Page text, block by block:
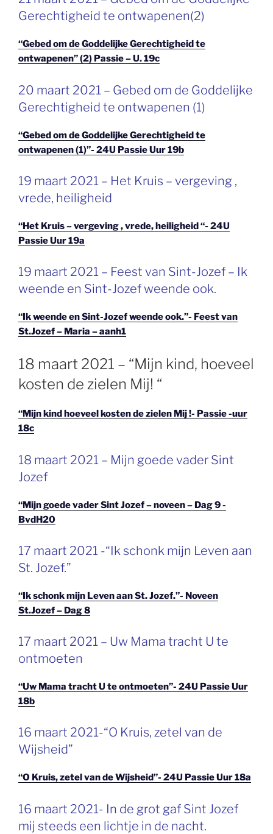
OP
Gerechtigheid te ontwapenen(2)
“Gebed om de Goddelijke Gerechtigheid te
ontwapenen” (2) Passie – U. 19c
GEPLAATST
OP
20 maart 2021 – Gebed om de Goddelijke
Gerechtigheid te ontwapenen (1)
“Gebed om de Goddelijke Gerechtigheid te
ontwapenen (1)”- 24U Passie Uur 19b
GEPLAATST
OP
19 maart 2021 – Het Kruis – vergeving ,
vrede, heiligheid
“Het Kruis – vergeving , vrede, heiligheid “- 24U
Passie Uur 19a
GEPLAATST
OP
19 maart 2021 – Feest van Sint-Jozef – Ik
weende en Sint-Jozef weende ook.
“Ik weende en Sint-Jozef weende ook.”- Feest van
St.Jozef – Maria – aanh1
GEPLAATST
OP
18 maart 2021 – “Mijn kind, hoeveel
kosten de zielen Mij! “
“Mijn kind hoeveel kosten de zielen Mij !- Passie -uur
18c
GEPLAATST
OP
18 maart 2021 – Mijn goede vader Sint
Jozef
“Mijn goede vader Sint Jozef – noveen – Dag 9 -
BvdH20
GEPLAATST
OP
17 maart 2021 -“Ik schonk mijn Leven aan
St. Jozef.”
“Ik schonk mijn Leven aan St. Jozef.”- Noveen
St.Jozef – Dag 8
GEPLAATST
OP
17 maart 2021 – Uw Mama tracht U te
ontmoeten
“Uw Mama tracht U te ontmoeten”- 24U Passie Uur
18b
GEPLAATST
OP
16 maart 2021-“O Kruis, zetel van de
Wijsheid”
“O Kruis, zetel van de Wijsheid”- 24U Passie Uur 18a
GEPLAATST
OP
16 maart 2021- In de grot gaf Sint Jozef
mij steeds een lichtje in de nacht.